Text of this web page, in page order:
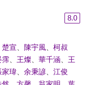
8.0
楚宣 陳宇風、 柯叔
霈、 王燦、 華千涵
王
家瑋、 余秉諺、 江俊